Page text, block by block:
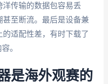
传输的数据包容易丢
至断流。最后是设备兼
适配性差，有时下载了
。
是海外观赛的